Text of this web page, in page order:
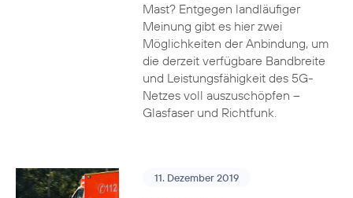
Mast? Entgegen landläufiger
Meinung gibt es hier zwei
Möglichkeiten der Anbindung, um
die derzeit verfügbare Bandbreite
und Leistungsfähigkeit des 5G-
Netzes voll auszuschöpfen –
Glasfaser und Richtfunk.
11. Dezember 2019